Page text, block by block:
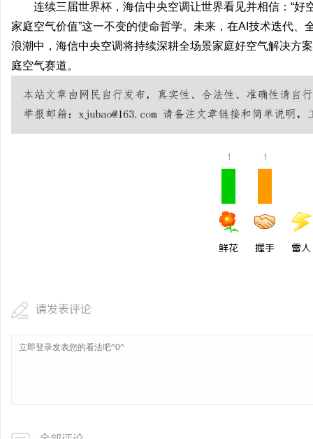
连续三届世界杯，海信中央空调让世界看见并相信：“好
家庭空气价值”这一不变的使命哲学。未来，在AI技术迭代
浪潮中，海信中央空调将持续深耕全场景家庭好空气解决方
庭空气赛道。
1
鲜花
1
握手 雷人
请发表评论